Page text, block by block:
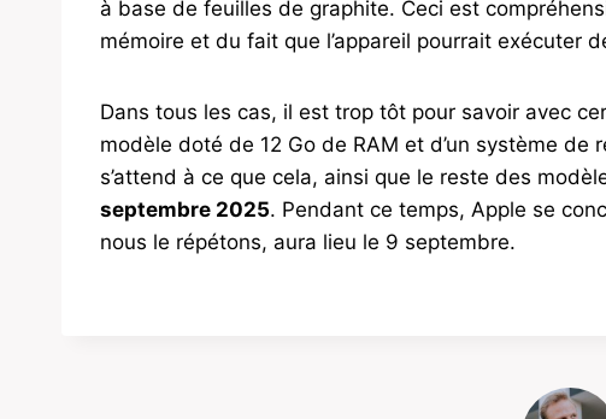
à base de feuilles de graphite. Ceci est
mémoire et du fait que l’appareil pourrait exécuter
Dans tous les cas, il est trop tôt pour savoir avec
modèle doté de 12 Go de RAM et d’un système
s’attend à ce que cela, ainsi que le reste des
septembre 2025. Pendant ce temps, Apple se
nous le répétons, aura lieu le 9 septembre.